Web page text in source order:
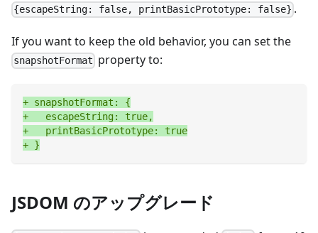
{escapeString: false, printBasicPrototype: false} .
If you want to keep the old behavior, you can set the
snapshotFormat property to:
+ snapshotFormat: {
+
   escapeString: true,
+
   printBasicPrototype: true
+ }
JSDOM のアップグレード